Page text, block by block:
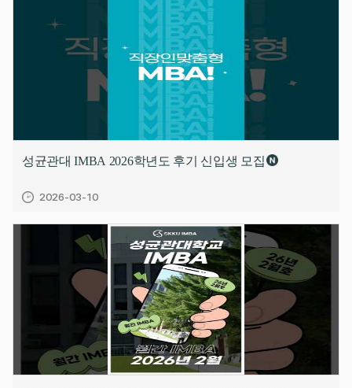
성균관대 IMBA 2026학년도 후기 신입생 모집
2026-03-10